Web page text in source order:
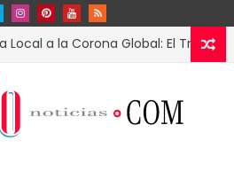
la Corona Global: El Triunfo de